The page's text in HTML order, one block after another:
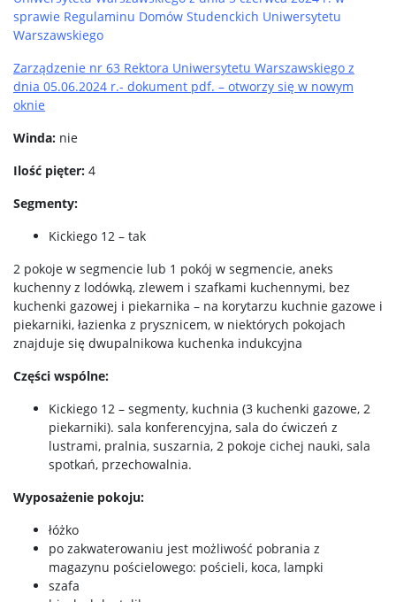
sprawie Regulaminu Domów Studenckich Uniwersytetu
Warszawskiego
Zarządzenie nr 63 Rektora Uniwersytetu Warszawskiego z
dnia 05.06.2024 r.- dokument pdf. – otworzy się w nowym
oknie
Winda: nie
Ilość pięter: 4
Segmenty:
Kickiego 12 – tak
2 pokoje w segmencie lub 1 pokój w segmencie, aneks
kuchenny z lodówką, zlewem i szafkami kuchennymi, bez
kuchenki gazowej i piekarnika – na korytarzu kuchnie gazowe i
piekarniki, łazienka z prysznicem, w niektórych pokojach
znajduje się dwupalnikowa kuchenka indukcyjna
Części wspólne:
Kickiego 12 – segmenty, kuchnia (3 kuchenki gazowe, 2
piekarniki). sala konferencyjna, sala do ćwiczeń z
lustrami, pralnia, suszarnia, 2 pokoje cichej nauki, sala
spotkań, przechowalnia.
Wyposażenie pokoju:
łóżko
po zakwaterowaniu jest możliwość pobrania z
magazynu pościelowego: pościeli, koca, lampki
szafa